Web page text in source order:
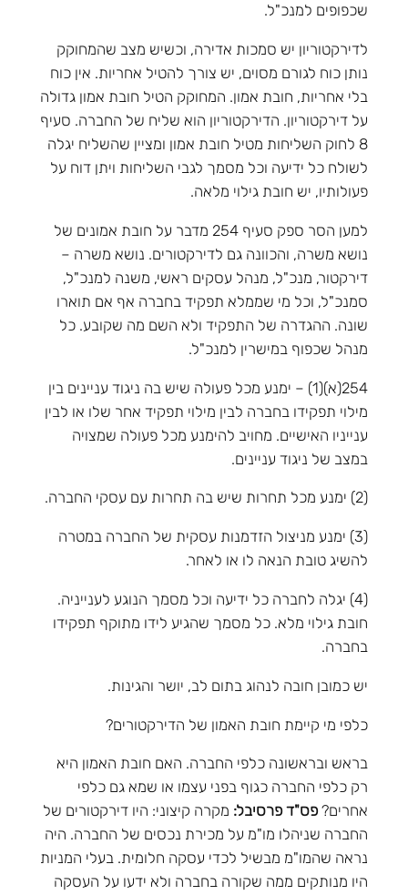
שכפופים למנכ"ל.
לדירקטוריון יש סמכות אדירה, וכשיש מצב שהמחוקק
נותן כוח לגורם מסוים, יש צורך להטיל אחריות. אין כוח
בלי אחריות, חובת אמון. המחוקק הטיל חובת אמון גדולה
על דירקטוריון. הדירקטוריון הוא שליח של החברה. סעיף
8 לחוק השליחות מטיל חובת אמון ומציין שהשליח יגלה
לשולח כל ידיעה וכל מסמך לגבי השליחות ויתן דוח על
פעולותיו, יש חובת גילוי מלאה.
למען הסר ספק סעיף 254 מדבר על חובת אמונים של
נושא משרה, והכוונה גם לדירקטורים. נושא משרה –
דירקטור, מנכ"ל, מנהל עסקים ראשי, משנה למנכ"ל,
סמנכ"ל, וכל מי שממלא תפקיד בחברה אף אם תוארו
שונה. ההגדרה של התפקיד ולא השם מה שקובע. כל
מנהל שכפוף במישרין למנכ"ל.
254(א)(1) – ימנע מכל פעולה שיש בה ניגוד עניינים בין
מילוי תפקידו בחברה לבין מילוי תפקיד אחר שלו או לבין
ענייניו האישיים. מחויב להימנע מכל פעולה שמצויה
במצב של ניגוד עניינים.
(2) ימנע מכל תחרות שיש בה תחרות עם עסקי החברה.
(3) ימנע מניצול הזדמנות עסקית של החברה במטרה
להשיג טובת הנאה לו או לאחר.
(4) יגלה לחברה כל ידיעה וכל מסמך הנוגע לענייניה.
חובת גילוי מלא. כל מסמך שהגיע לידו מתוקף תפקידו
בחברה.
יש כמובן חובה לנהוג בתום לב, יושר והגינות.
כלפי מי קיימת חובת האמון של הדירקטורים?
בראש ובראשונה כלפי החברה. האם חובת האמון היא
רק כלפי החברה כגוף בפני עצמו או שמא גם כלפי
אחרים?פס"ד פרסיבל: מקרה קיצוני: היו דירקטורים של
החברה שניהלו מו"מ על מכירת נכסים של החברה. היה
נראה שהמו"מ מבשיל לכדי עסקה חלומית. בעלי המניות
היו מנותקים ממה שקורה בחברה ולא ידעו על העסקה